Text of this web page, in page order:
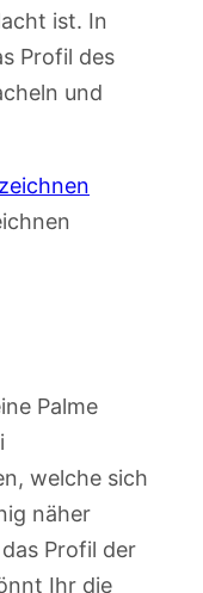
ist. In
Profil des
und
Palme
welche sich
näher
Profil der
Ihr die